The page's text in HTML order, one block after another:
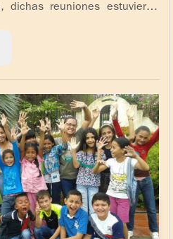
dichas reuniones estuvieron